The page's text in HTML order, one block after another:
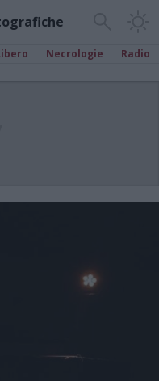
Necrologie Radio